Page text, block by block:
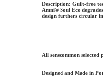
Description: Guilt-free
Amni® Soul Eco
design furthers circular
All senscommon selected
Designed and Made in